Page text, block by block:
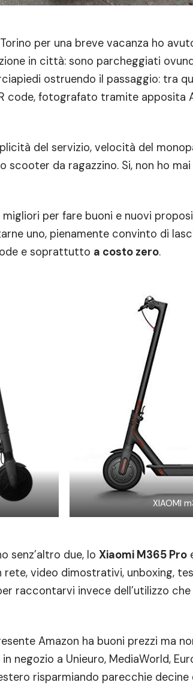
per una breve vacanza ho
in città: sono parcheggiati
ostruendo il passaggio: tra
code, fotografato tramite apposita
del servizio, velocità del
scooter da ragazzino. Si, non ho
migliori per fare buoni e nuovi
uno, pienamente convinto di
e soprattutto a costo zero.
XIAOMI
senz’altro due, lo Xiaomi M365 Pro
video dimostrativi, unboxing,
raccontarvi invece dell’utilizzo
Amazon ha buoni prezzi ma
negozio a Unieuro, MediaWorld,
risparmiando parecchie